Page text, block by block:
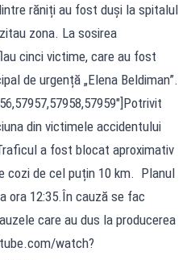
răniți au fost duși la spitalul
zona. La sosirea
cinci victime, care au fost
de urgență „Elena Beldiman”.
din victimele accidentului
a fost blocat aproximativ
cozi de cel puțin 10 km. Planul
ora 12:35.În cauză se fac
care au dus la producerea
watch?